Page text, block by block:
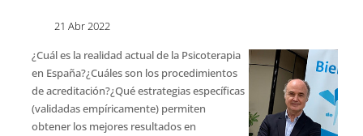
21 Abr 2022
¿Cuál es la realidad actual de la Psicoterapia
en España?¿Cuáles son los procedimientos
de acreditación?¿Qué estrategias específicas
(validadas empíricamente) permiten
obtener los mejores resultados en